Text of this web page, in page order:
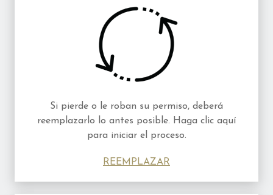
Si pierde o le roban su permiso, deberá
reemplazarlo lo antes posible. Haga clic aquí
para iniciar el proceso.
REEMPLAZAR